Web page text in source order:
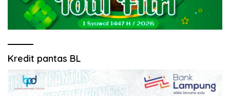
Kredit pantas BL